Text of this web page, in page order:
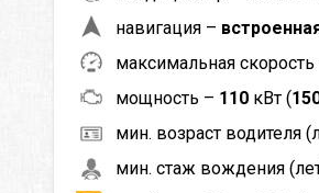
навигация –
максимальная скорость
мощность – 110 кВт (
мин. возраст водителя
мин. стаж вождения